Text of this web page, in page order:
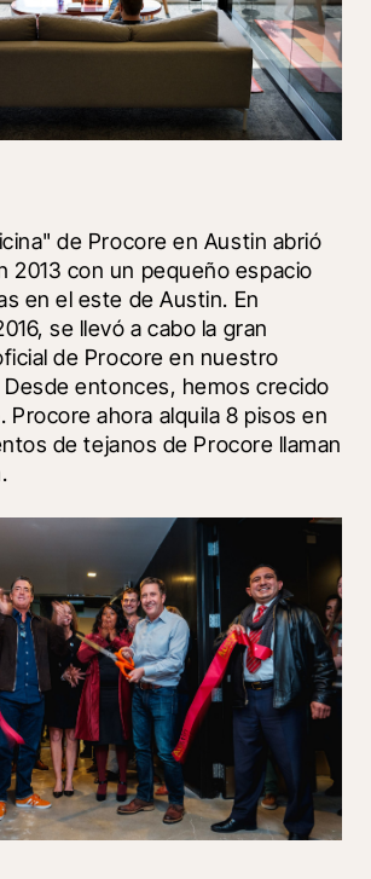
de Procore en Austin abrió
2013 con un pequeño espacio
en el este de Austin. En
se llevó a cabo la gran
de Procore en nuestro
entonces, hemos crecido
Procore ahora alquila 8 pisos en
de tejanos de Procore llaman